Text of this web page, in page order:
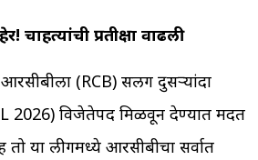
चाहत्यांची प्रतीक्षा वाढली
(RCB) सलग दुसऱ्यांदा
2026) विजेतेपद मिळवून देण्यात मदत
तो या लीगमध्ये आरसीबीचा सर्वात